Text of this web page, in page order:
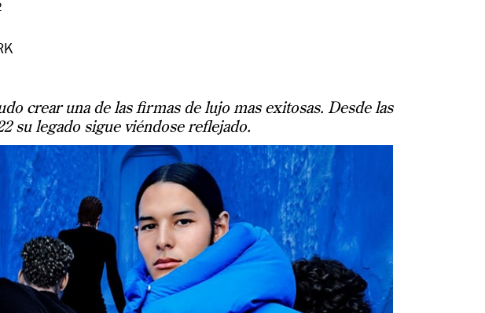
crear una de las firmas de lujo mas exitosas. Desde las
su legado sigue viéndose reflejado.